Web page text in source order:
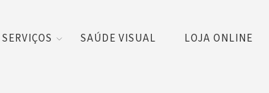
SERVIÇOS SAÚDE VISUAL LOJA ONLINE